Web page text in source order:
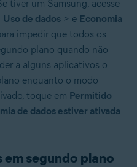
tiver um Samsung, acesse
Uso de dados > e Economia
impedir que todos os
plano quando não
a alguns aplicativos o
enquanto o modo
toque em Permitido
de dados estiver ativada
em segundo plano